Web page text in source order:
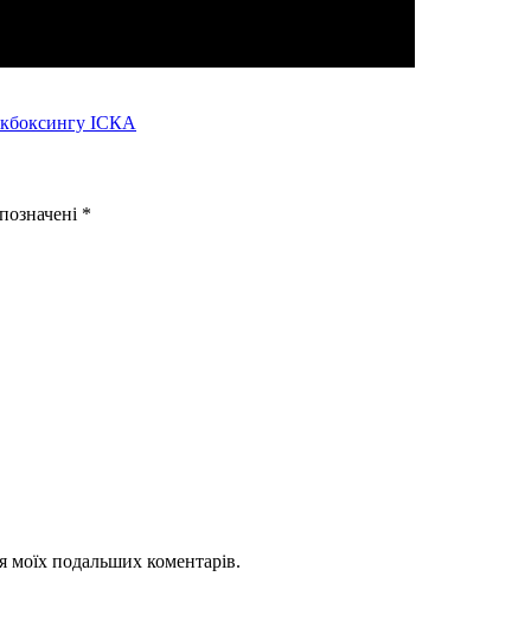
ІСКА
*
моїх подальших коментарів.